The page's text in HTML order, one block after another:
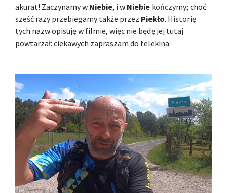
akurat! Zaczynamy w Niebie, i w Niebie kończymy; choć
sześć razy przebiegamy także przez Piekło. Historię
tych nazw opisuję w filmie, więc nie będę jej tutaj
powtarzał: ciekawych zapraszam do telekina.